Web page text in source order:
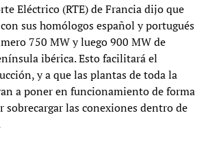
Eléctrico (RTE) de Francia dijo que
sus homólogos español y portugués
750 MW y luego 900 MW de
ibérica. Esto facilitará el
y a que las plantas de toda la
a poner en funcionamiento de forma
sobrecargar las conexiones dentro de